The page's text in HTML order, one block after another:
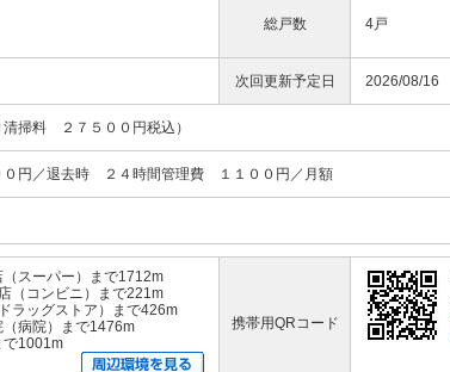
総戸数 4戸
次回更新予定日 2026/08/16
掃料 ２７５００円税込）
円／退去時 ２４時間管理費 １１００円／月額
スーパー）まで1712m
（コンビニ）まで221m
ラッグストア）まで426m
（病院）まで1476m
で1001m
携帯用QRコード